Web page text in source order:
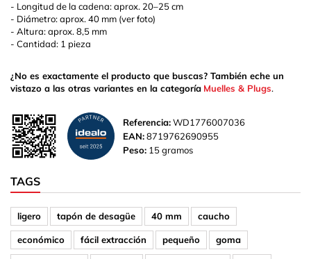
- Longitud de la cadena: aprox. 20–25 cm
- Diámetro: aprox. 40 mm (ver foto)
- Altura: aprox. 8,5 mm
- Cantidad: 1 pieza
¿No es exactamente el producto que buscas? También eche un
vistazo a las otras variantes en la categoría Muelles & Plugs.
Referencia:WD1776007036
EAN:8719762690955
Peso: 15 gramos
TAGS
ligero tapón de desagüe 40 mm caucho
económico fácil extracción pequeño goma